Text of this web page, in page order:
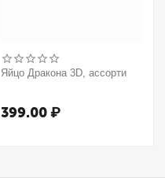
Яйцо Дракона 3D, ассорти
399.00₽